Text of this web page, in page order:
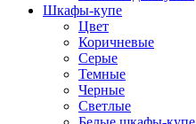
Шкафы-купе
Цвет
Коричневые
Серые
Темные
Черные
Светлые